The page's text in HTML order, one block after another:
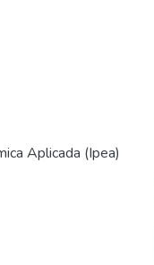
Aplicada (Ipea)